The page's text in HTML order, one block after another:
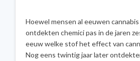
Hoewel mensen al eeuwen
ontdekten chemici pas in de jaren
eeuw welke stof het effect van
Nog eens twintig jaar later